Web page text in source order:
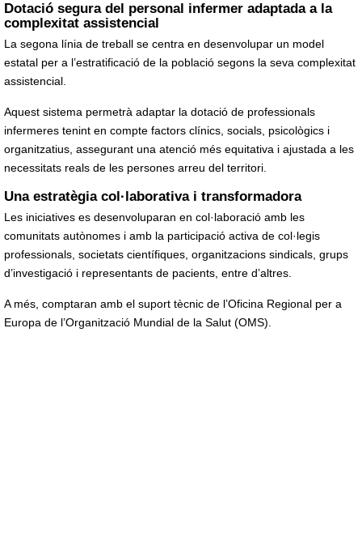
Dotació segura del personal infermer adaptada a la
complexitat assistencial
La segona línia de treball se centra en desenvolupar un model
estatal per a l’estratificació de la població segons la seva complexitat
assistencial.
Aquest sistema permetrà adaptar la dotació de professionals
infermeres tenint en compte factors clínics, socials, psicològics i
organitzatius, assegurant una atenció més equitativa i ajustada a les
necessitats reals de les persones arreu del territori.
Una estratègia col·laborativa i transformadora
Les iniciatives es desenvoluparan en col·laboració amb les
comunitats autònomes i amb la participació activa de col·legis
professionals, societats científiques, organitzacions sindicals, grups
d’investigació i representants de pacients, entre d’altres.
A més, comptaran amb el suport tècnic de l’Oficina Regional per a
Europa de l’Organització Mundial de la Salut (OMS).